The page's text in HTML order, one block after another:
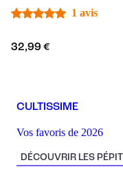
1 avis
32,99 €
CULTISSIME
Vos favoris de 2026
DÉCOUVRIR LES